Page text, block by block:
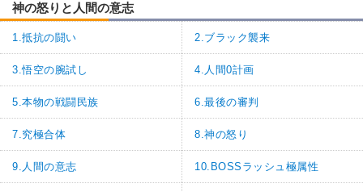
神の怒りと人間の意志
1.抵抗の闘い 2.ブラック襲来
3.悟空の腕試し 4.人間0計画
5.本物の戦闘民族 6.最後の審判
7.究極合体 8.神の怒り
9.人間の意志 10.BOSSラッシュ極属性